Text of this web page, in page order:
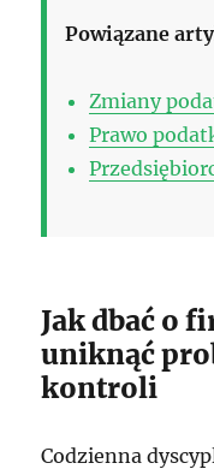
Powiązane
Zmiany
Prawo
Jak dbać o
uniknąć
kontroli
Codzienna